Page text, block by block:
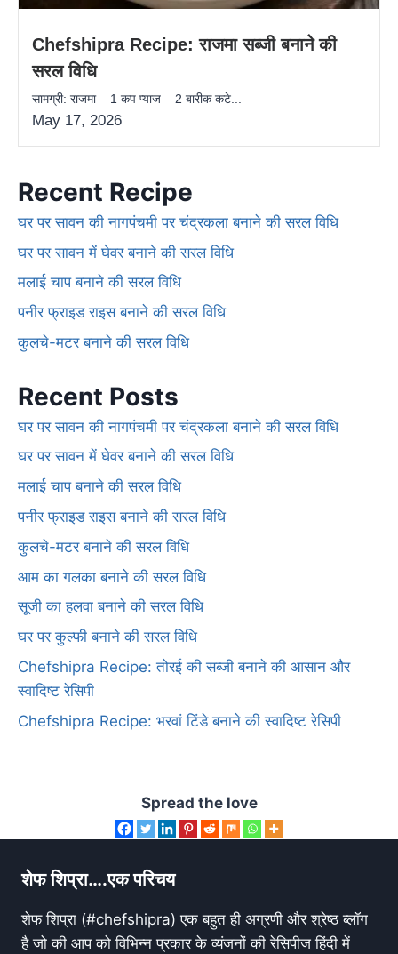
Chefshipra Recipe: राजमा सब्जी बनाने की
सरल विधि
सामग्री: राजमा – 1 कप प्याज – 2 बारीक कटे...
May 17, 2026
Recent Recipe
घर पर सावन की नागपंचमी पर चंद्रकला बनाने की सरल विधि
घर पर सावन में घेवर बनाने की सरल विधि
मलाई चाप बनाने की सरल विधि
पनीर फ्राइड राइस बनाने की सरल विधि
कुलचे-मटर बनाने की सरल विधि
Recent Posts
घर पर सावन की नागपंचमी पर चंद्रकला बनाने की सरल विधि
घर पर सावन में घेवर बनाने की सरल विधि
मलाई चाप बनाने की सरल विधि
पनीर फ्राइड राइस बनाने की सरल विधि
कुलचे-मटर बनाने की सरल विधि
आम का गलका बनाने की सरल विधि
सूजी का हलवा बनाने की सरल विधि
घर पर कुल्फी बनाने की सरल विधि
Chefshipra Recipe: तोरई की सब्जी बनाने की आसान और
स्वादिष्ट रेसिपी
Chefshipra Recipe: भरवां टिंडे बनाने की स्वादिष्ट रेसिपी
Spread the love
शेफ शिप्रा….एक परिचय
शेफ शिप्रा (#chefshipra) एक बहुत ही अग्रणी और श्रेष्ठ ब्लॉग
है जो की आप को विभिन्न प्रकार के व्यंजनों की रेसिपीज हिंदी में